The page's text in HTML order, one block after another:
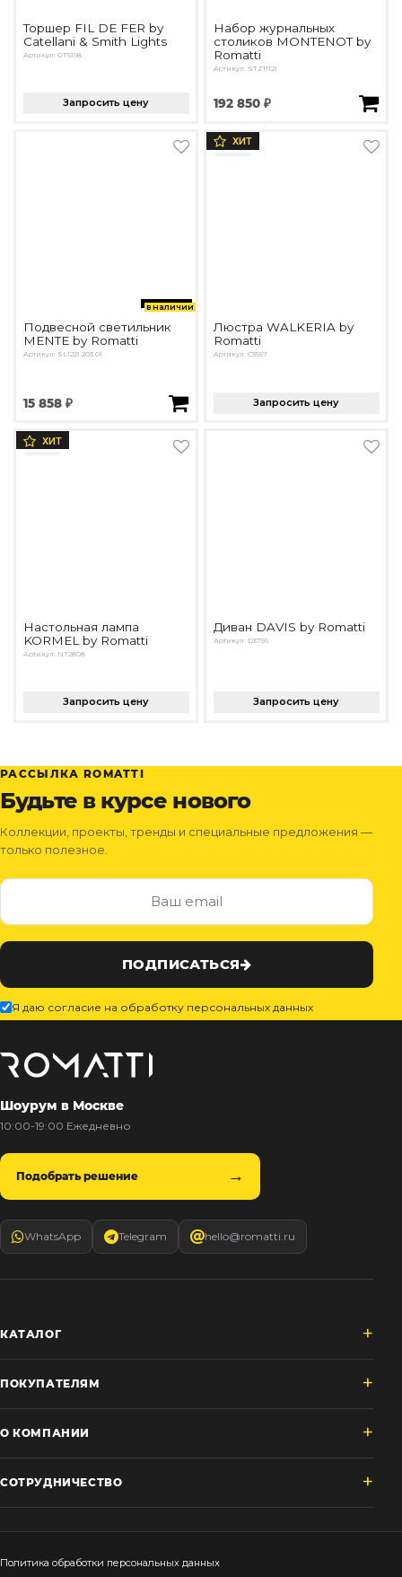
Торшер FIL DE FER by
Catellani & Smith Lights
Артикул: OT5198
Запросить цену
Набор журнальных
столиков MONTENOT by
Romatti
Артикул: STZ11121
192 850 ₽
в наличии
Подвесной светильник
MENTE by Romatti
Артикул: SL1221.203.01
15 858 ₽
ХИТ
Люстра WALKERIA by
Romatti
Артикул: C3557
Запросить цену
ХИТ
Настольная лампа
KORMEL by Romatti
Артикул: NT2808
Запросить цену
Диван DAVIS by Romatti
Артикул: D3756
Запросить цену
РАССЫЛКА ROMATTI
Будьте в курсе нового
Коллекции, проекты, тренды и специальные предложения —
только полезное.
ПОДПИСАТЬСЯ
Я даю согласие на обработку персональных данных
Шоурум в Москве
10:00-19:00 Ежедневно
Подобрать решение
WhatsApp Telegram hello@romatti.ru
КАТАЛОГ
ПОКУПАТЕЛЯМ
О КОМПАНИИ
СОТРУДНИЧЕСТВО
Политика обработки персональных данных